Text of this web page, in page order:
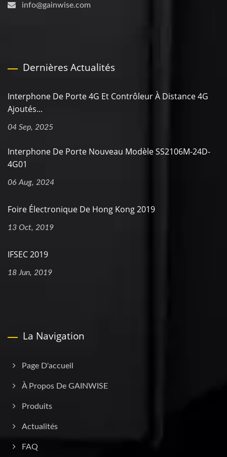
info@gainwise.com
Dernières Actualités
Interphone De Porte 4G Et Contrôleur À Distance 4G
Ajoutés...
04 Sep, 2025
Interphone De Porte Nouveau Modèle SS2106M-24D-
4G01
06 Aug, 2024
Foire Électronique De Hong Kong 2019
13 Oct, 2019
IFSEC 2019
18 Jun, 2019
La Navigation
Page D'accueil
À Propos De GAINWISE
Produits
Actualités
FAQ